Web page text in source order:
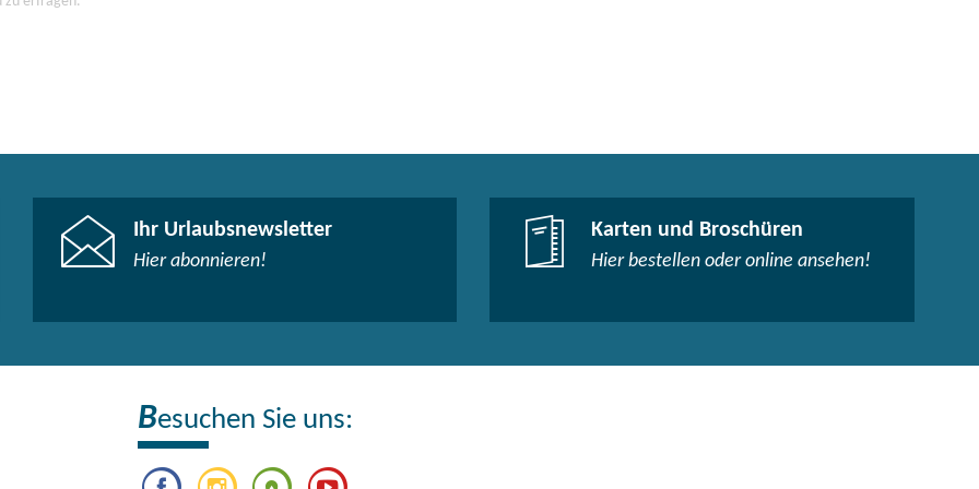
cm
von 67 cm): 40 cm
Fußboden aus: 86 cm
Waschtisch
cm
Ihr Urlaubsnewsletter
Hier abonnieren!
Karten und Broschüren
Hier bestellen oder online ansehen!
Besuchen Sie uns: